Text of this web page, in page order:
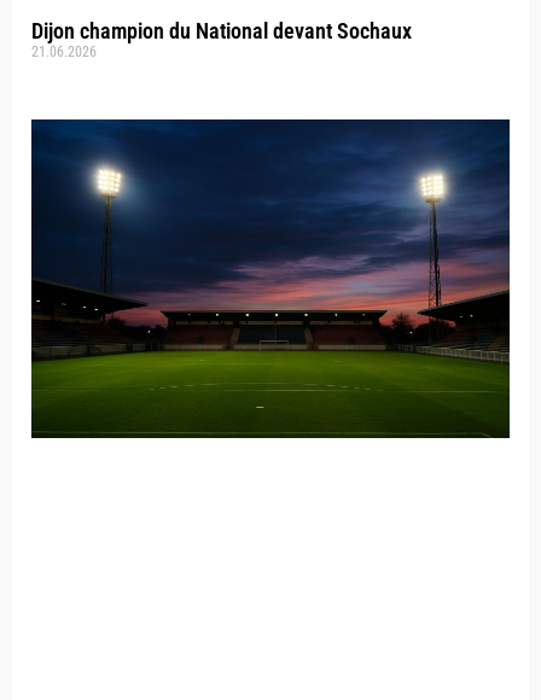
Dijon champion du National devant Sochaux
21.06.2026